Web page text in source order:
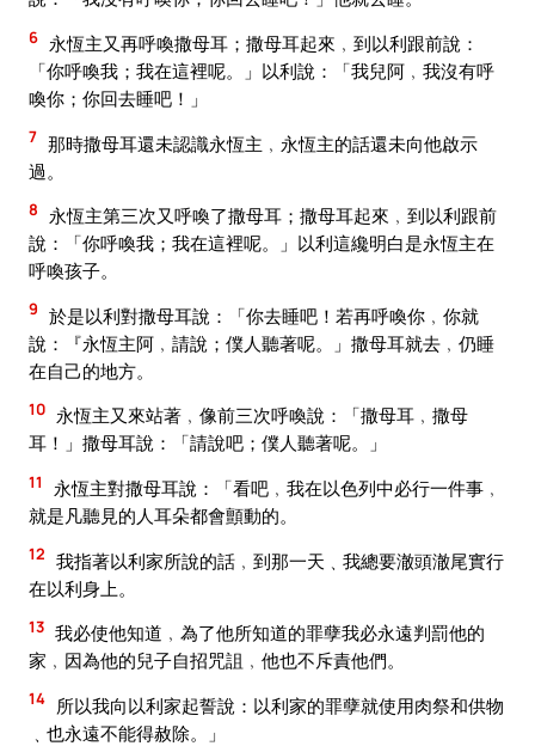
6 永恆主又再呼喚撒母耳；撒母耳起來﹐到以利跟前說：
「你呼喚我；我在這裡呢。」以利說：「我兒阿﹐我沒有呼
喚你；你回去睡吧！」
7 那時撒母耳還未認識永恆主﹐永恆主的話還未向他啟示
過。
8
永恆主第三次又呼喚了撒母耳；撒母耳起來﹐到以利跟前
說：「你呼喚我；我在這裡呢。」以利這纔明白是永恆主在
呼喚孩子。
9 於是以利對撒母耳說：「你去睡吧！若再呼喚你﹐你就
說：『永恆主阿﹐請說；僕人聽著呢。」撒母耳就去﹐仍睡
在自己的地方。
10 永恆主又來站著﹐像前三次呼喚說：「撒母耳﹐撒母
耳！」撒母耳說：「請說吧；僕人聽著呢。」
11
永恆主對撒母耳說：「看吧﹐我在以色列中必行一件事﹐
就是凡聽見的人耳朵都會顫動的。
12 我指著以利家所說的話﹐到那一天﹑我總要澈頭澈尾實行
在以利身上。
13 我必使他知道﹐為了他所知道的罪孽我必永遠判罰他的
家﹐因為他的兒子自招咒詛﹐他也不斥責他們。
14
所以我向以利家起誓說：以利家的罪孽就使用肉祭和供物
﹑也永遠不能得赦除。」